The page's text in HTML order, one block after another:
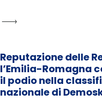
Reputazione delle
l’Emilia-Romagna
il podio nella
nazionale di